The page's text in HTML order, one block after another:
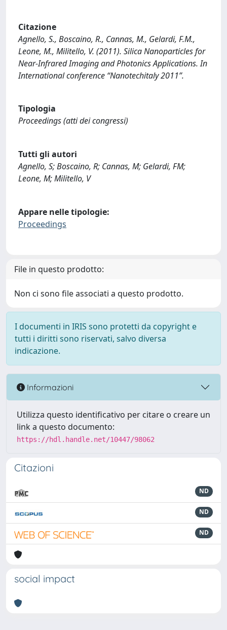
Citazione
Agnello, S., Boscaino, R., Cannas, M., Gelardi, F.M.,
Leone, M., Militello, V. (2011). Silica Nanoparticles for
Near-Infrared Imaging and Photonics Applications. In
International conference “Nanotechitaly 2011”.
Tipologia
Proceedings (atti dei congressi)
Tutti gli autori
Agnello, S; Boscaino, R; Cannas, M; Gelardi, FM;
Leone, M; Militello, V
Appare nelle tipologie:
Proceedings
File in questo prodotto:
Non ci sono file associati a questo prodotto.
I documenti in IRIS sono protetti da copyright e
tutti i diritti sono riservati, salvo diversa
indicazione.
Informazioni
Utilizza questo identificativo per citare o creare un
link a questo documento:
https://hdl.handle.net/10447/98062
Citazioni
ND
ND
ND
social impact